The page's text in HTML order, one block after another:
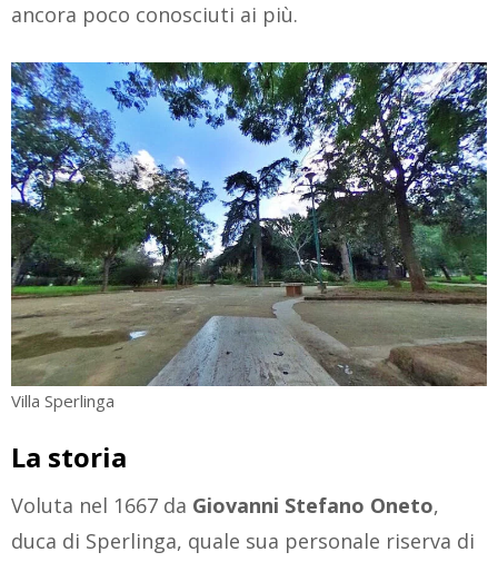
ancora poco conosciuti ai più.
Villa Sperlinga
La storia
Voluta nel 1667 da Giovanni Stefano Oneto,
duca di Sperlinga, quale sua personale riserva di